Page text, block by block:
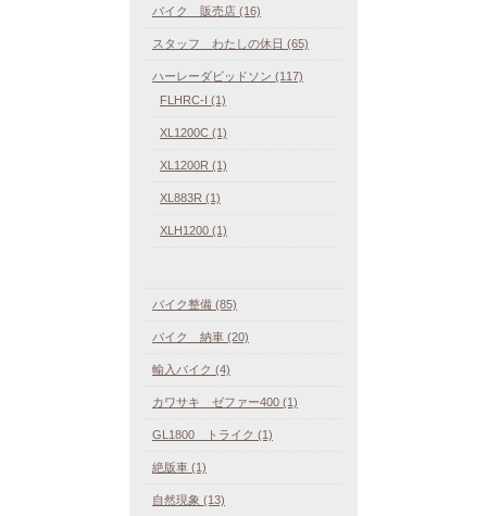
バイク 販売店 (16)
スタッフ わたしの休日 (65)
ハーレーダビッドソン (117)
FLHRC-I (1)
XL1200C (1)
XL1200R (1)
XL883R (1)
XLH1200 (1)
バイク整備 (85)
バイク 納車 (20)
輸入バイク (4)
カワサキ ゼファー400 (1)
GL1800 トライク (1)
絶版車 (1)
自然現象 (13)